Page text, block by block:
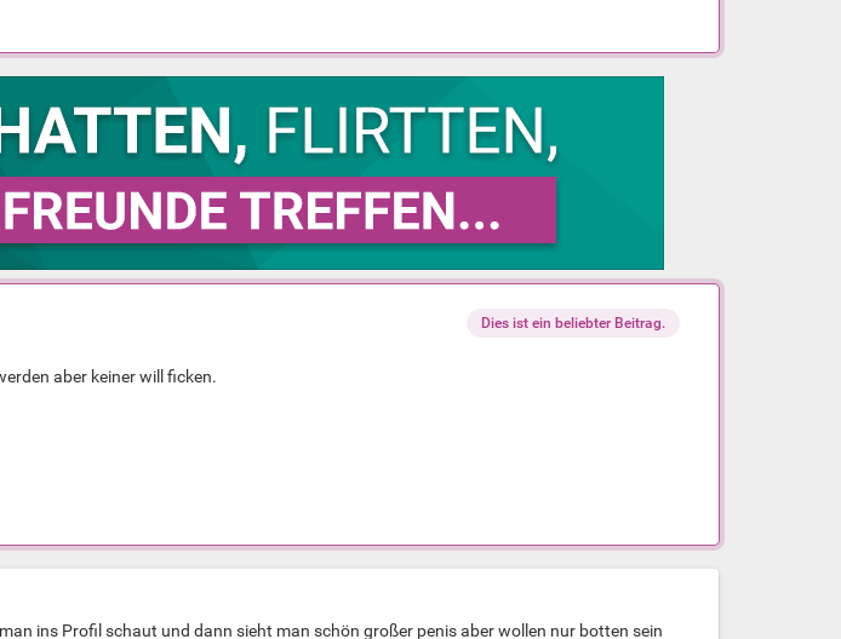
Dies ist ein beliebter Beitrag.
aber keiner will ficken.
ins Profil schaut und dann sieht man schön großer penis aber wollen nur botten sein